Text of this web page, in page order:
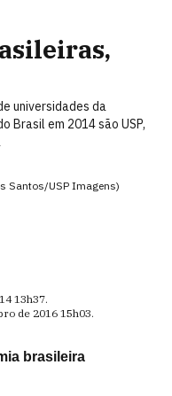
universidades da
Brasil em 2014 são USP,
Santos/USP Imagens)
13h37.
de 2016 15h03.
brasileira